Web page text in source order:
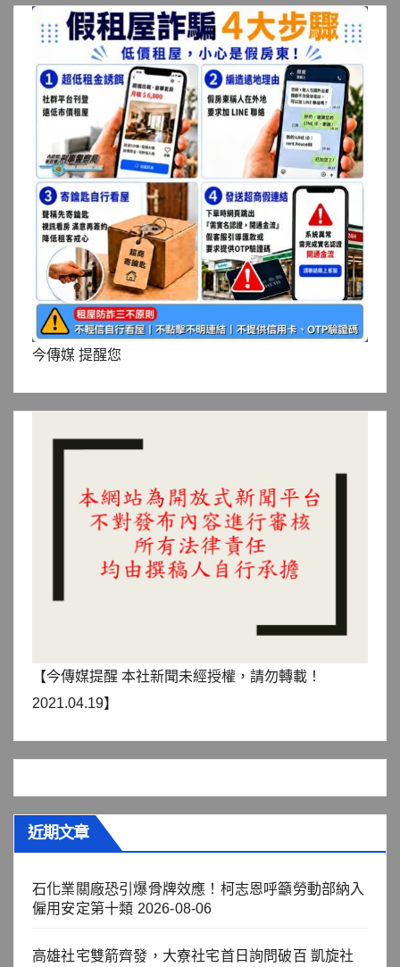
今傳媒 提醒您
【今傳媒提醒 本社新聞未經授權，請勿轉載！
2021.04.19】
近期文章
石化業關廠恐引爆骨牌效應！柯志恩呼籲勞動部納入
僱用安定第十類 2026-08-06
高雄社宅雙箭齊發，大寮社宅首日詢問破百 凱旋社